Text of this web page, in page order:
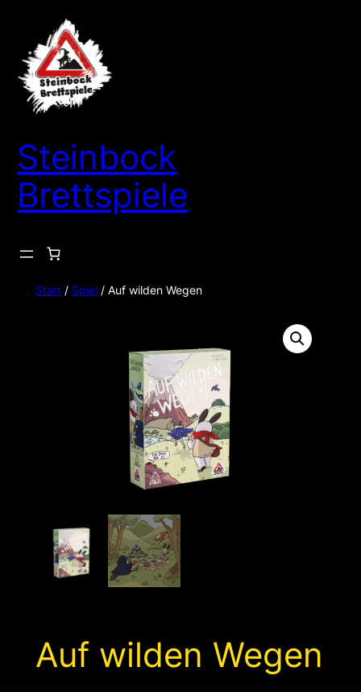
springen
Steinbock
Brettspiele
Start/ Spiel/ Auf wilden Wegen
Auf wilden Wegen